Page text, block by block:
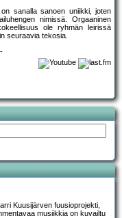
on sanalla sanoen uniikki, joten
nimissä. Orgaaninen
ole ryhmän leirissä
seuraavia tekosia.
Kuusijärven fuusioprojekti,
musiikkia on kuvailtu